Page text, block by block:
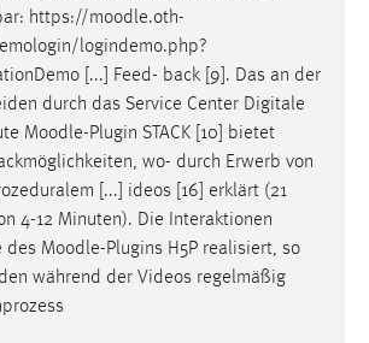
https://moodle.oth-
logindemo.php?
[...] Feed- back [9]. Das an der
durch das Service Center Digitale
Moodle-Plugin STACK [10] bietet
wo- durch Erwerb von
[...] ideos [16] erklärt (21
4-12 Minuten). Die Interaktionen
des Moodle-Plugins H5P realisiert, so
während der Videos regelmäßig